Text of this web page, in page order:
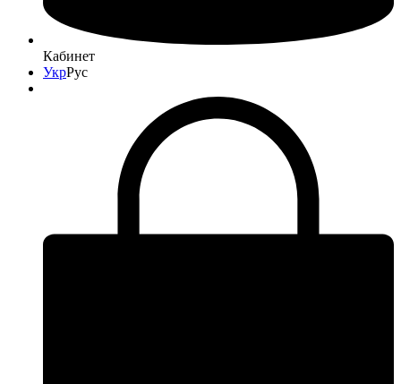
Кабинет
УкрРус